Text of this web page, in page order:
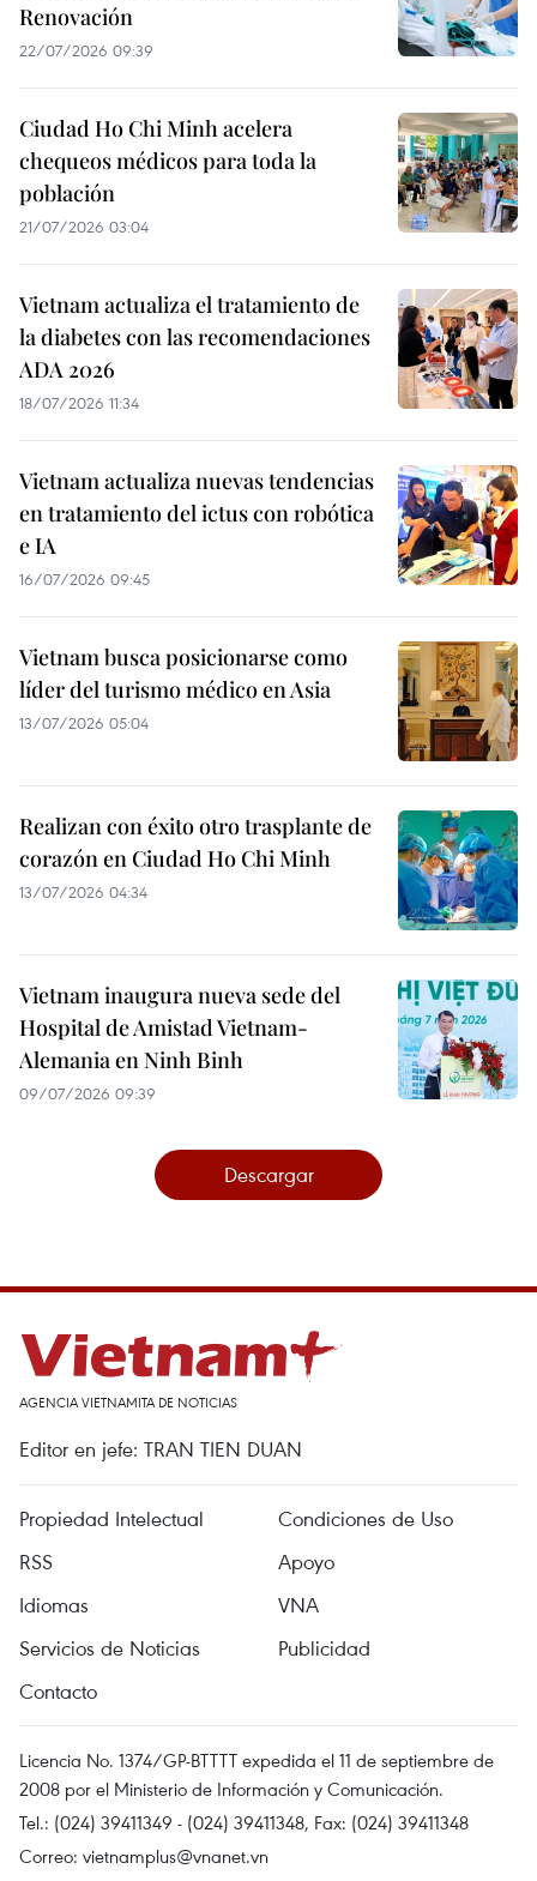
Renovación
22/07/2026 09:39
Ciudad Ho Chi Minh acelera
chequeos médicos para toda la
población
21/07/2026 03:04
Vietnam actualiza el tratamiento de
la diabetes con las recomendaciones
ADA 2026
18/07/2026 11:34
Vietnam actualiza nuevas tendencias
en tratamiento del ictus con robótica
e IA
16/07/2026 09:45
Vietnam busca posicionarse como
líder del turismo médico en Asia
13/07/2026 05:04
Realizan con éxito otro trasplante de
corazón en Ciudad Ho Chi Minh
13/07/2026 04:34
Vietnam inaugura nueva sede del
Hospital de Amistad Vietnam-
Alemania en Ninh Binh
09/07/2026 09:39
Descargar
AGENCIA VIETNAMITA DE NOTICIAS
Editor en jefe: TRAN TIEN DUAN
Propiedad Intelectual
Condiciones de Uso
RSS
Apoyo
Idiomas
VNA
Servicios de Noticias
Publicidad
Contacto
Licencia No. 1374/GP-BTTTT expedida el 11 de septiembre de
2008 por el Ministerio de Información y Comunicación.
Tel.: (024) 39411349 - (024) 39411348, Fax: (024) 39411348
Correo: vietnamplus@vnanet.vn